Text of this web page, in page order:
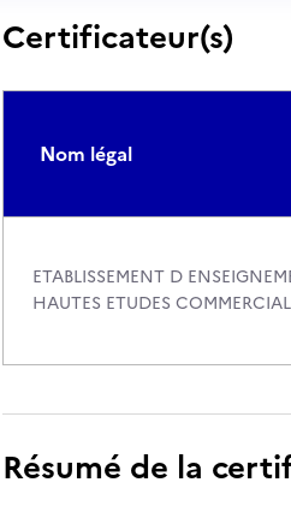
Certificateur(s)
Nom légal
ETABLISSEMENT D
HAUTES ETUDES
Résumé de la